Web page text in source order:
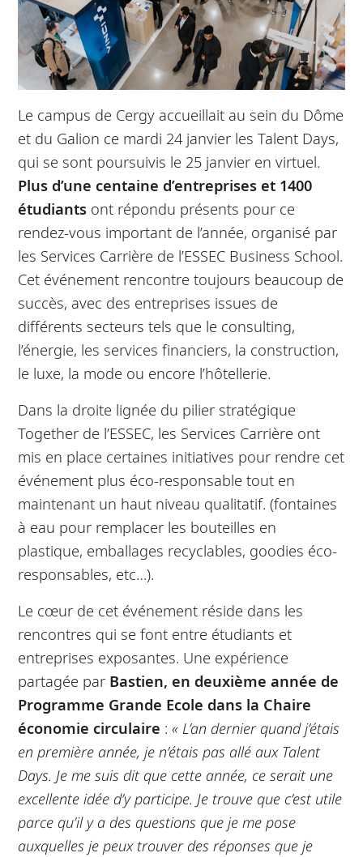
Le campus de Cergy accueillait au sein du Dôme
et du Galion ce mardi 24 janvier les Talent Days,
qui se sont poursuivis le 25 janvier en virtuel.
Plus d’une centaine d’entreprises et 1400
étudiants ont répondu présents pour ce
rendez-vous important de l’année, organisé par
les Services Carrière de l’ESSEC Business School.
Cet événement rencontre toujours beaucoup de
succès, avec des entreprises issues de
différents secteurs tels que le consulting,
l’énergie, les services financiers, la construction,
le luxe, la mode ou encore l’hôtellerie.
Dans la droite lignée du pilier stratégique
Together de l’ESSEC, les Services Carrière ont
mis en place certaines initiatives pour rendre cet
événement plus éco-responsable tout en
maintenant un haut niveau qualitatif. (fontaines
à eau pour remplacer les bouteilles en
plastique, emballages recyclables, goodies éco-
responsables, etc…).
Le cœur de cet événement réside dans les
rencontres qui se font entre étudiants et
entreprises exposantes. Une expérience
partagée par Bastien, en deuxième année de
Programme Grande Ecole dans la Chaire
économie circulaire :« L’an dernier quand j’étais
en première année, je n’étais pas allé aux Talent
Days. Je me suis dit que cette année, ce serait une
excellente idée d’y participe. Je trouve que c’est utile
parce qu’il y a des questions que je me pose
auxquelles je peux trouver des réponses que je